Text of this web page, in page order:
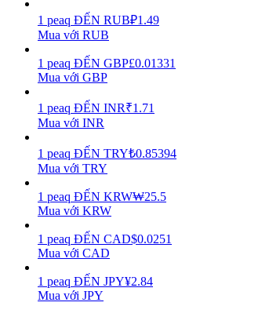
Học cách duy trì lợi nhuận
1 peaq ĐẾN RUB₽1.49
Mua với RUB
1 peaq ĐẾN GBP£0.01331
Mua với GBP
1 peaq ĐẾN INR₹1.71
Mua với INR
1 peaq ĐẾN TRY₺0.85394
Mua với TRY
1 peaq ĐẾN KRW₩25.5
Mua với KRW
1 peaq ĐẾN CAD$0.0251
Mua với CAD
1 peaq ĐẾN JPY¥2.84
Mua với JPY